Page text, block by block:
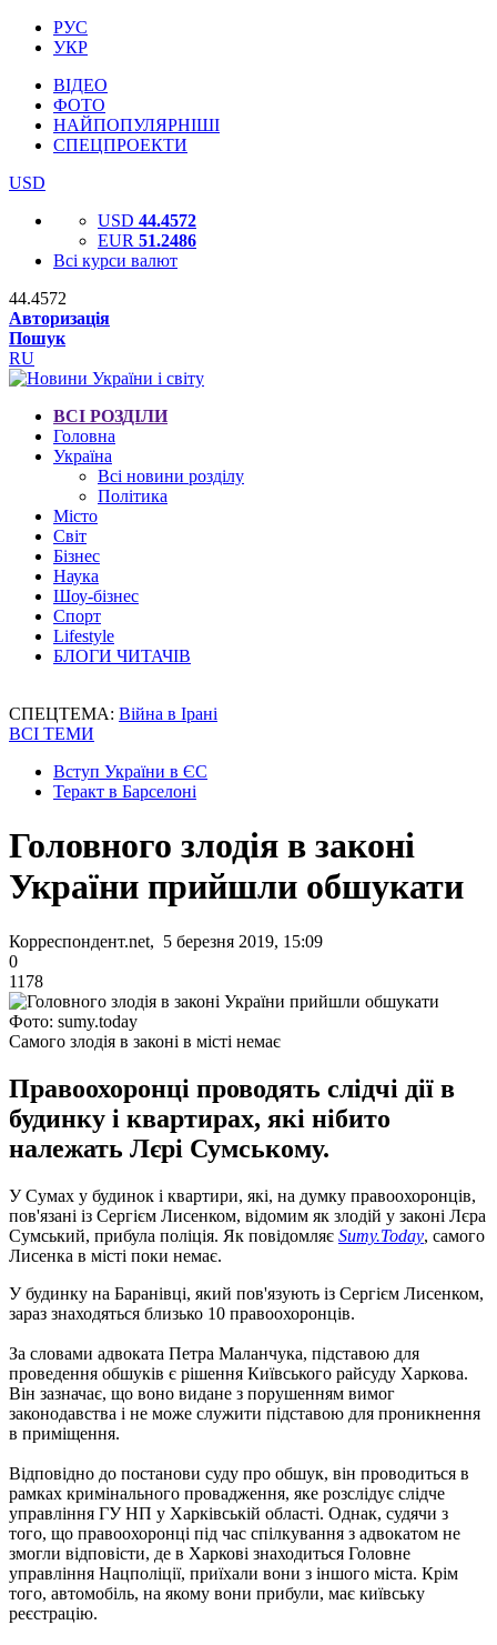
РУС
УКР
ВІДЕО
ФОТО
НАЙПОПУЛЯРНІШІ
СПЕЦПРОЕКТИ
USD
USD 44.4572
EUR 51.2486
Всі курси валют
44.4572
Авторизація
Пошук
RU
ВСІ РОЗДІЛИ
Головна
Україна
Всі новини розділу
Політика
Місто
Світ
Бізнес
Наука
Шоу-бізнес
Спорт
Lifestyle
БЛОГИ ЧИТАЧІВ
СПЕЦТЕМА: Війна в Ірані
ВСІ ТЕМИ
Вступ України в ЄС
Теракт в Барселоні
Головного злодія в законі
України прийшли обшукати
Корреспондент.net, 5 березня 2019, 15:09
0
1178
Фото: sumy.today
Самого злодія в законі в місті немає
Правоохоронці проводять слідчі дії в
будинку і квартирах, які нібито
належать Лєрі Сумському.
У Сумах у будинок і квартири, які, на думку правоохоронців,
пов'язані із Сергієм Лисенком, відомим як злодій у законі Лєра
Сумський, прибула поліція. Як повідомляє Sumy.Today, самого
Лисенка в місті поки немає.
У будинку на Баранівці, який пов'язують із Сергієм Лисенком,
зараз знаходяться близько 10 правоохоронців.
За словами адвоката Петра Маланчука, підставою для
проведення обшуків є рішення Київського райсуду Харкова.
Він зазначає, що воно видане з порушенням вимог
законодавства і не може служити підставою для проникнення
в приміщення.
Відповідно до постанови суду про обшук, він проводиться в
рамках кримінального провадження, яке розслідує слідче
управління ГУ НП у Харківській області. Однак, судячи з
того, що правоохоронці під час спілкування з адвокатом не
змогли відповісти, де в Харкові знаходиться Головне
управління Нацполіції, приїхали вони з іншого міста. Крім
того, автомобіль, на якому вони прибули, має київську
реєстрацію.